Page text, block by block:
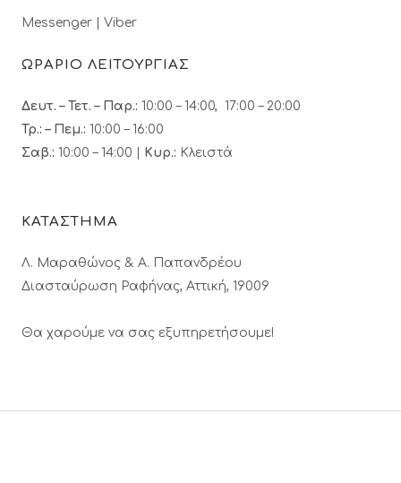
Messenger Viber
ΩΡΑΡΙΟ ΛΕΙΤΟΥΡΓΙΑΣ
Δευτ. – Τετ. – Παρ.: 10:00 – 14:00, 17:00 – 20:00
Τρ.: – Πεμ.: 10:00 – 16:00
Σαβ.: 10:00 – 14:00 | Κυρ.: Κλειστά
ΚΑΤΑΣΤΗΜΑ
Λ. Μαραθώνος & A. Παπανδρέου
Διασταύρωση Ραφήνας, Αττική, 19009
Θα χαρούμε να σας εξυπηρετήσουμε!